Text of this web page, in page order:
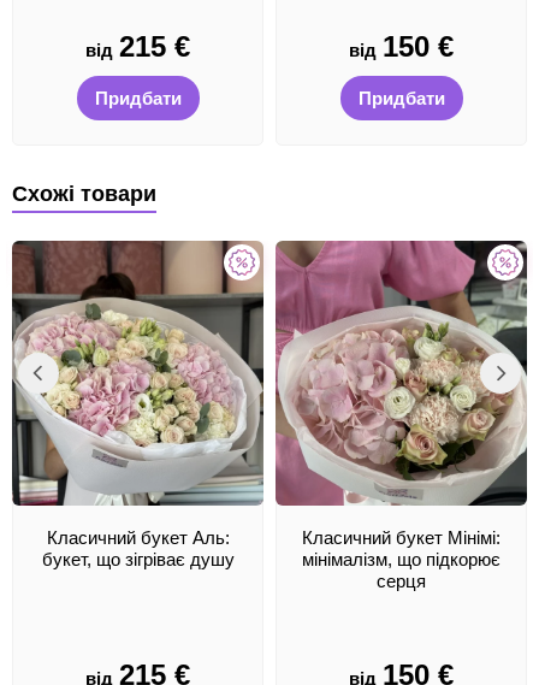
від 215 €
Придбати
від 150 €
Придбати
Схожі товари
Класичний букет Аль:
букет, що зігріває душу
від 215 €
Класичний букет Мінімі:
мінімалізм, що підкорює
серця
від 150 €